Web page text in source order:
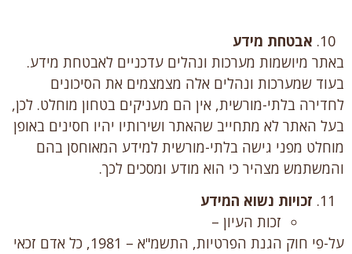
אבטחת מידע
באתר מיושמות מערכות ונהלים עדכניים לאבטחת מידע.
בעוד שמערכות ונהלים אלה מצמצמים את הסיכונים
לחדירה בלתי-מורשית, אין הם מעניקים בטחון מוחלט. לכן,
בעל האתר לא מתחייב שהאתר ושירותיו יהיו חסינים באופן
מוחלט מפני גישה בלתי-מורשית למידע המאוחסן בהם
והמשתמש מצהיר כי הוא מודע ומסכים לכך.
זכויות נשוא המידע
זכות העיון –
על-פי חוק הגנת הפרטיות, התשמ"א – 1981, כל אדם זכאי